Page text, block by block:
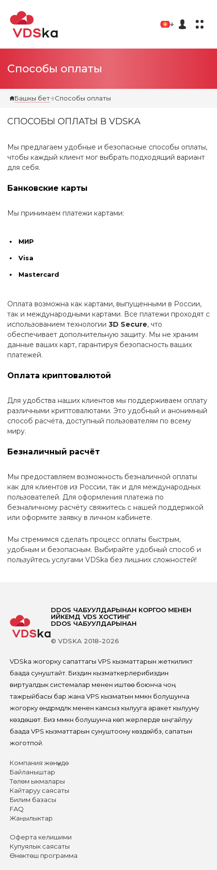
Способы оплаты
Башкы бет Способы оплаты
СПОСОБЫ ОПЛАТЫ В VDSKA
Мы предлагаем удобные и безопасные способы оплаты,
чтобы каждый клиент мог выбрать подходящий вариант
для себя.
Банковские карты
Мы принимаем платежи картами:
МИР
Visa
Mastercard
Оплата возможна как картами, выпущенными в России,
так и международными картами. Все платежи проходят с
использованием технологии 3D Secure, что
обеспечивает дополнительную защиту. Мы не храним
данные ваших карт, гарантируя безопасность ваших
платежей.
Оплата криптовалютой
Для удобства наших клиентов мы поддерживаем оплату
различными криптовалютами. Это удобный и анонимный
способ расчёта, доступный пользователям по всему
миру.
Безналичный расчёт
Мы предоставляем возможность безналичной оплаты
как для клиентов из России, так и для международных
пользователей. Для оформления платежа по
безналичному расчёту свяжитесь с нашей поддержкой
или оформите заявку в личном кабинете.
Мы стремимся сделать процесс оплаты быстрым,
удобным и безопасным. Выбирайте удобный способ и
пользуйтесь услугами VDSka без лишних сложностей!
DDOS ЧАБУУЛДАРЫНАН КОРГОО МЕНЕН
ИЙКЕМДҮҮ VDS ХОСТИНГ
DDOS ЧАБУУЛДАРЫНАН
© VDSKA 2018-2026
VDSka жогорку сапаттагы VPS кызматтарын жеткиликтүү
баада сунуштайт. Биздин кызматкерлерибиздин
виртуалдык системалар менен иштөө боюнча чоң
тажрыйбасы бар жана VPS кызматын мүмкүн болушунча
жогорку өндүрүмдүүлүк менен камсыз кылууга аракет кылууну
көздөшөт. Биз мүмкүн болушунча көп жерлерде ыңгайлуу
баада VPS кызматтарын сунуштоону көздөйбүз, сапатын
жоготпой.
Компания жөнүндө
Байланыштар
Төлөм ыкмалары
Кайтаруу саясаты
Билим базасы
FAQ
Жаңылыктар
Оферта келишими
Купуялык саясаты
Өнөктөш программа